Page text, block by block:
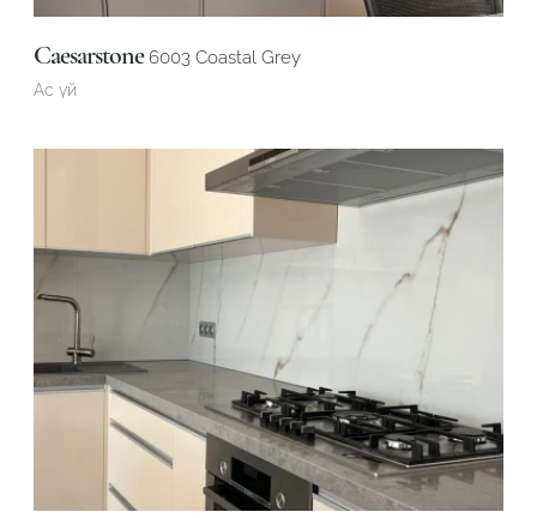
Caesarstone6003 Coastal Grey
Ас үй
Робот емес екеніңізді растаңыз
ӨТІНІМДІ ЖІБЕРУ
Робот емес екеніңізді растаңыз
Робот емес екеніңізді растаңыз
ЖІБЕРУ